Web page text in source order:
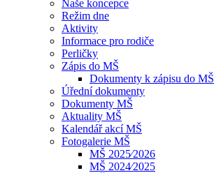
Naše koncepce
Režim dne
Aktivity
Informace pro rodiče
Perličky
Zápis do MŠ
Dokumenty k zápisu do MŠ
Úřední dokumenty
Dokumenty MŠ
Aktuality MŠ
Kalendář akcí MŠ
Fotogalerie MŠ
MŠ 2025⁄2026
MŠ 2024⁄2025